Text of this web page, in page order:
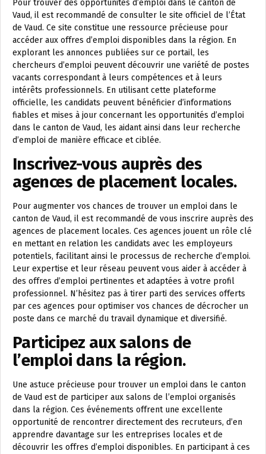
Pour trouver des opportunités d’emploi dans le canton de
Vaud, il est recommandé de consulter le site officiel de l’État
de Vaud. Ce site constitue une ressource précieuse pour
accéder aux offres d’emploi disponibles dans la région. En
explorant les annonces publiées sur ce portail, les
chercheurs d’emploi peuvent découvrir une variété de postes
vacants correspondant à leurs compétences et à leurs
intérêts professionnels. En utilisant cette plateforme
officielle, les candidats peuvent bénéficier d’informations
fiables et mises à jour concernant les opportunités d’emploi
dans le canton de Vaud, les aidant ainsi dans leur recherche
d’emploi de manière efficace et ciblée.
Inscrivez-vous auprès des
agences de placement locales.
Pour augmenter vos chances de trouver un emploi dans le
canton de Vaud, il est recommandé de vous inscrire auprès des
agences de placement locales. Ces agences jouent un rôle clé
en mettant en relation les candidats avec les employeurs
potentiels, facilitant ainsi le processus de recherche d’emploi.
Leur expertise et leur réseau peuvent vous aider à accéder à
des offres d’emploi pertinentes et adaptées à votre profil
professionnel. N’hésitez pas à tirer parti des services offerts
par ces agences pour optimiser vos chances de décrocher un
poste dans ce marché du travail dynamique et diversifié.
Participez aux salons de
l’emploi dans la région.
Une astuce précieuse pour trouver un emploi dans le canton
de Vaud est de participer aux salons de l’emploi organisés
dans la région. Ces événements offrent une excellente
opportunité de rencontrer directement des recruteurs, d’en
apprendre davantage sur les entreprises locales et de
découvrir les offres d’emploi disponibles. En participant à ces